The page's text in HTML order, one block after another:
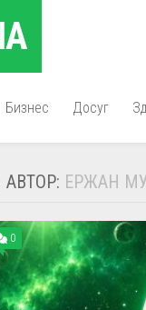
Бизнес Досуг
АВТОР: ЕРЖАН
0